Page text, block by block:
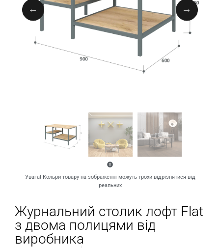
Увага! Кольри товару на зображенні можуть трохи відрізнятися від
реальних
Журнальний столик лофт Flat
з двома полицями від
виробника